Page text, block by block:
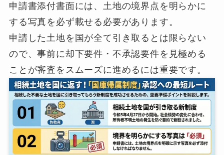
申請書添付書面には、土地の境界点を明らかに
する写真を必ず載せる必要があります。
申請した土地を国が全て引き取るとは限らない
ので、事前に却下要件・不承認要件を見極める
ことが審査をスムーズに進めるには重要です。